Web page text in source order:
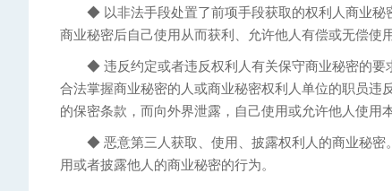
◆ 以非法手段处置了前项手段获取的权利人商业秘
商业秘密后自己使用从而获利、允许他人有偿或无偿使
◆ 违反约定或者违反权利人有关保守商业秘密的要
合法掌握商业秘密的人或商业秘密权利人单位的职员
的保密条款，而向外界泄露，自己使用或允许他人使用
◆ 恶意第三人获取、使用、披露权利人的商业秘密
用或者披露他人的商业秘密的行为。